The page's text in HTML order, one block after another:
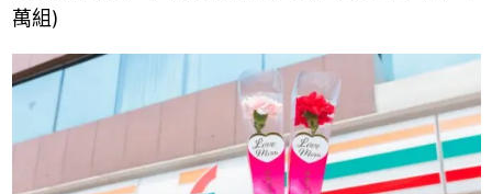
萬組)